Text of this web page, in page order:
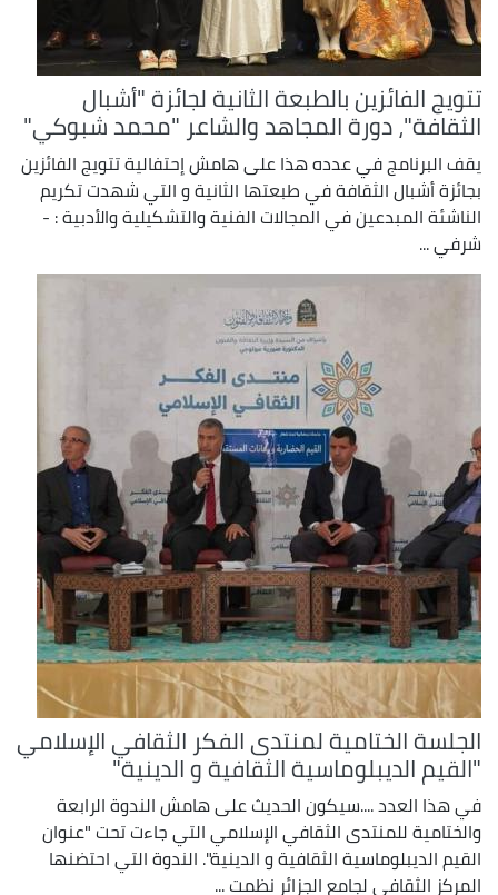
تتويج الفائزين بالطبعة الثانية لجائزة "أشبال
الثقافة"، دورة المجاهد والشاعر "محمد شبوكي"
يقف البرنامج في عدده هذا على هامش إحتفالية تتويج الفائزين
بجائزة أشبال الثقافة في طبعتها الثانية و التي شهدت تكريم
الناشئة المبدعين في المجالات الفنية والتشكيلية والأدبية : -
شرفي ...
الجلسة الختامية لمنتدى الفكر الثقافي الإسلامي
"القيم الديبلوماسية الثقافية و الدينية"
في هذا العدد ....سيكون الحديث على هامش الندوة الرابعة
والختامية للمنتدى الثقافي الإسلامي التي جاءت تحت "عنوان
القيم الديبلوماسية الثقافية و الدينية". الندوة التي احتضنها
المركز الثقافي لجامع الجزائر نظمت ...